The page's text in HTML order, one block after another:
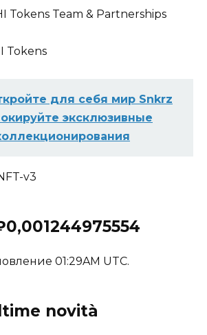
Tokens Team & Partnerships
Tokens
для себя мир Snkrz
эксклюзивные
01:29AM UTC.
novità